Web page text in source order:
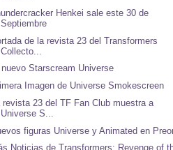
Henkei sale este 30 de
Septiembre
de la revista 23 del Transformers
Collecto...
nuevo Starscream Universe
Imagen de Universe Smokescreen
revista 23 del TF Fan Club muestra a
Universe S...
figuras Universe y Animated en
Noticias de Transformers: Revenge of